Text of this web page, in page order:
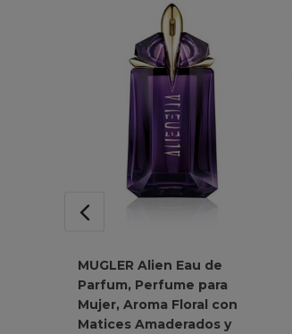
MUGLER Alien Eau de
Parfum, Perfume para
Mujer, Aroma Floral con
Matices Amaderados y